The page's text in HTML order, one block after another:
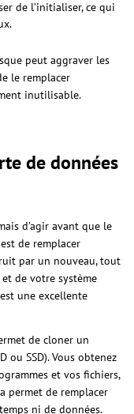
de l’initialiser, ce qui
peut aggraver les
le remplacer
inutilisable.
de données
d’agir avant que le
de remplacer
par un nouveau, tout
de votre système
est une excellente
de cloner un
ou SSD). Vous obtenez
et vos fichiers,
permet de remplacer
ni de données.